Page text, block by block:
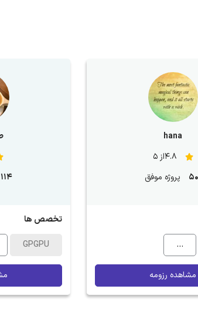
hana
4.8از 5
پروژه موفق
...
مشاهده رزومه
114
تخصص ها
GPGPU